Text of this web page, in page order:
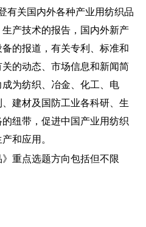
有关国内外各种产业用纺织品
产技术的报告，国内外新产
的报道，有关专利、标准和
的动态、市场信息和新闻简
为纺织、冶金、化工、电
建材及国防工业各科研、生
纽带，促进中国产业用纺织
和应用。
重点选题方向包括但不限